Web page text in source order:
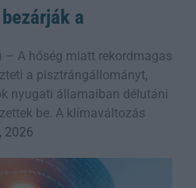
a
– A hőség miatt rekordmagas
a pisztrángállományt,
nyugati államaiban délutáni
be. A klímaváltozás
2026